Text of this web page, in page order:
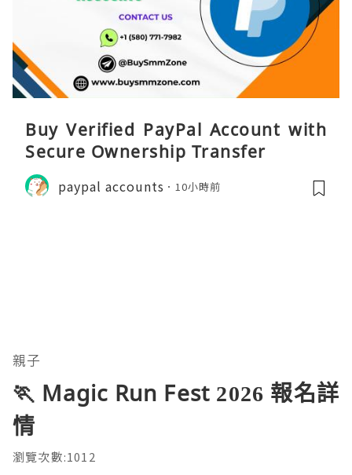
Buy Verified PayPal Account with
Secure Ownership Transfer
paypal accounts 10小時前
親子
🏃 Magic Run Fest 2026 報名詳
情
瀏覽次數:1012